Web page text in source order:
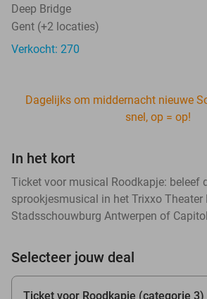
Deep Bridge
Gent (+2 locaties)
Verkocht: 270
Dagelijks om middernacht nieuwe
snel, op = op!
In het kort
Ticket voor musical Roodkapje: beleef
sprookjesmusical in het Trixxo Theater
Stadsschouwburg Antwerpen of
Selecteer jouw deal
Ticket voor Roodkapje (categorie 3)